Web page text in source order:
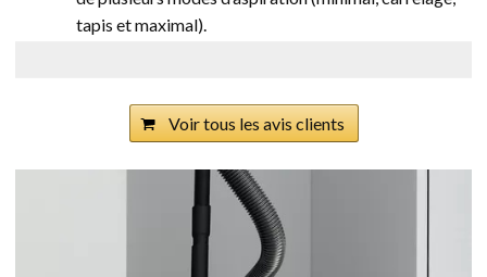
tapis et maximal).
Voir tous les avis clients